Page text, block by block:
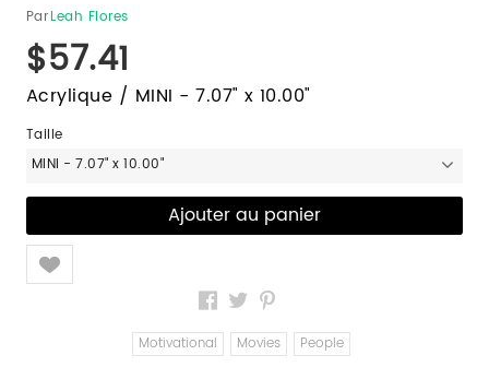
ParLeah Flores
$57.41
Acrylique / MINI - 7.07" x 10.00"
Taille
MINI - 7.07" x 10.00"
Like
Motivational Movies People